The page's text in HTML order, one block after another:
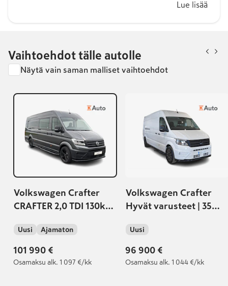
Lue lisää
Vaihtoehdot tälle autolle
Näytä vain saman malliset vaihtoehdot
Volkswagen Crafter
CRAFTER 2,0 TDI 130kW
4490L | GLE VIP -
retkeilyauto |
Uusi Ajamaton
101 990 €
Osamaksu alk. 1 097 €/kk
Volkswagen Crafter
Hyvät varusteet | 35
4Mot 8at, 4490
Uusi
96 900 €
Osamaksu alk. 1 044 €/kk